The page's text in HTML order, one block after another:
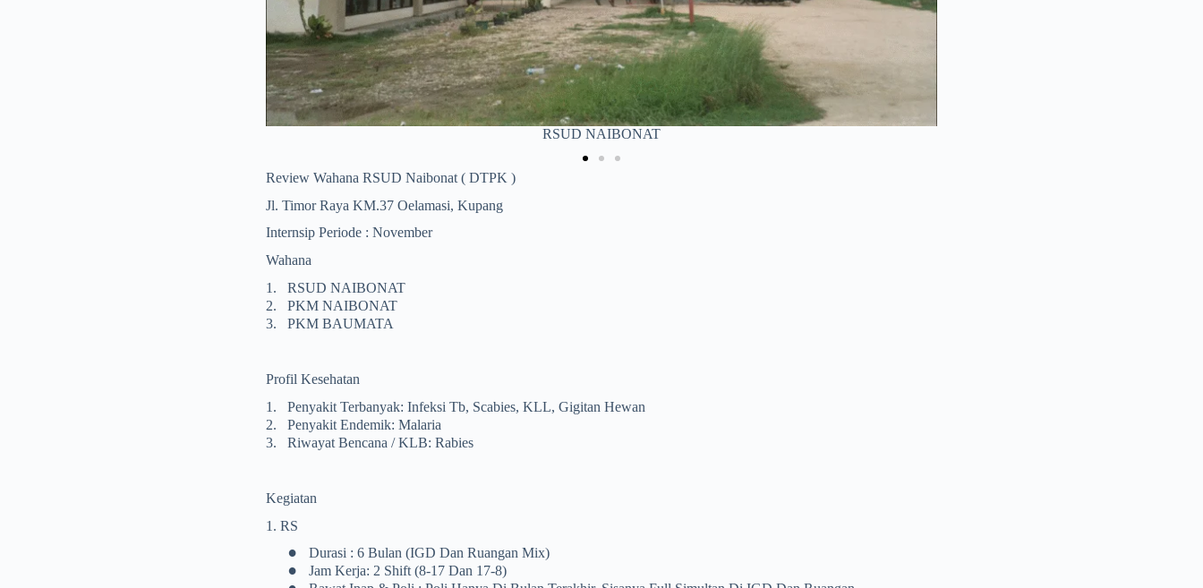
Review Wahana RSUD Naibonat ( DTPK )
Jl. Timor Raya KM.37 Oelamasi, Kupang
Internsip Periode : November
Wahana
1.
RSUD NAIBONAT
2.
PKM NAIBONAT
3.
PKM BAUMATA
Profil Kesehatan
1.
Penyakit Terbanyak: Infeksi Tb, Scabies, KLL, Gigitan Hewan
2.
Penyakit Endemik: Malaria
3.
Riwayat Bencana / KLB: Rabies
Kegiatan
1. RS
• Durasi : 6 Bulan (IGD Dan Ruangan Mix)
• Jam Kerja: 2 Shift (8-17 Dan 17-8)